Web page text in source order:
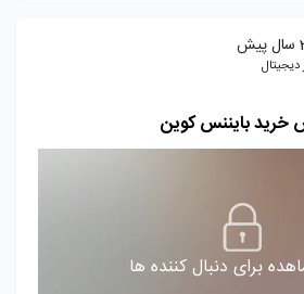
دیجیتال
برای دنبال کننده ها